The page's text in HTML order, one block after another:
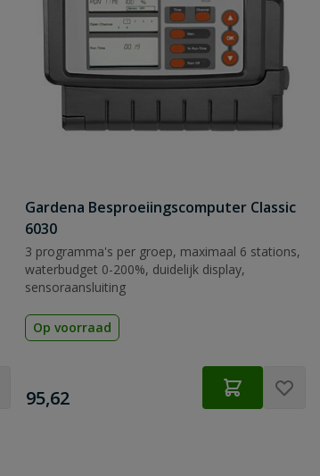
Gardena Besproeiingscomputer Classic
6030
3 programma's per groep, maximaal 6 stations,
waterbudget 0-200%, duidelijk display,
sensoraansluiting
Op voorraad
€
95,62